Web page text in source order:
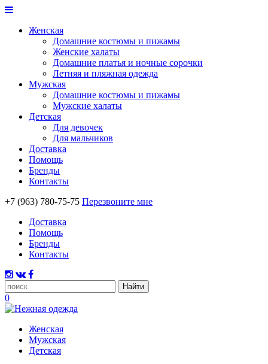
Женская
Домашние костюмы и пижамы
Женские халаты
Домашние платья и ночные сорочки
Летняя и пляжная одежда
Мужская
Домашние костюмы и пижамы
Мужские халаты
Детская
Для девочек
Для мальчиков
Доставка
Помощь
Бренды
Контакты
+7 (963) 780-75-75 Перезвоните мне
Доставка
Помощь
Бренды
Контакты
0
Женская
Мужская
Детская